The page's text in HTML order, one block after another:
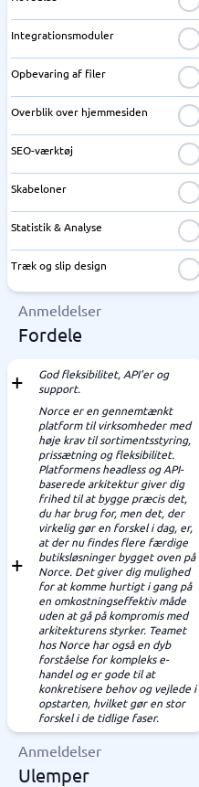
Integrationsmoduler
Opbevaring af filer
Overblik over hjemmesiden
SEO-værktøj
Skabeloner
Statistik & Analyse
Træk og slip design
Anmeldelser
Fordele
God fleksibilitet, API'er og
support.
Norce er en gennemtænkt
platform til virksomheder med
høje krav til sortimentsstyring,
prissætning og fleksibilitet.
Platformens headless og API-
baserede arkitektur giver dig
frihed til at bygge præcis det,
du har brug for, men det, der
virkelig gør en forskel i dag, er,
at der nu findes flere færdige
butiksløsninger bygget oven på
Norce. Det giver dig mulighed
for at komme hurtigt i gang på
en omkostningseffektiv måde
uden at gå på kompromis med
arkitekturens styrker. Teamet
hos Norce har også en dyb
forståelse for kompleks e-
handel og er gode til at
konkretisere behov og vejlede i
opstarten, hvilket gør en stor
forskel i de tidlige faser.
Anmeldelser
Ulemper